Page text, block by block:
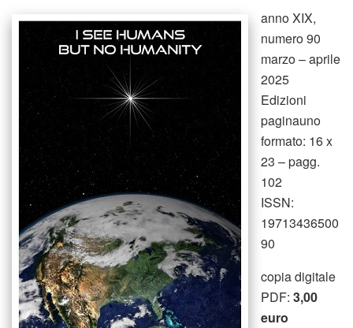
anno XIX,
numero 90
marzo – aprile
2025
Edizioni
paginauno
formato: 16 x
23 – pagg.
102
ISSN:
19713436500
90
copia digitale
PDF: 3,00
euro